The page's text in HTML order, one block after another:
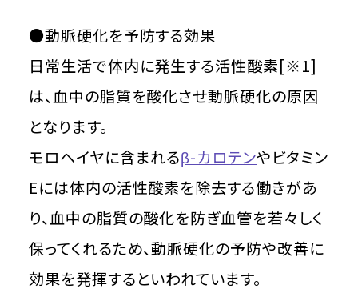
●動脈硬化を予防する効果
日常生活で体内に発生する活性酸素[※1]
は、血中の脂質を酸化させ動脈硬化の原因
となります。
モロヘイヤに含まれるβ-カロテンやビタミン
Eには体内の活性酸素を除去する働きがあ
り、血中の脂質の酸化を防ぎ血管を若々しく
保ってくれるため、動脈硬化の予防や改善に
効果を発揮するといわれています。